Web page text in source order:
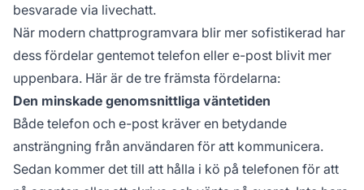
besvarade via livechatt.
När modern chattprogramvara blir mer sofistikerad har
dess fördelar gentemot telefon eller e-post blivit mer
uppenbara. Här är de tre främsta fördelarna:
Den minskade genomsnittliga väntetiden
Både telefon och e-post kräver en betydande
ansträngning från användaren för att kommunicera.
Sedan kommer det till att hålla i kö på telefonen för att